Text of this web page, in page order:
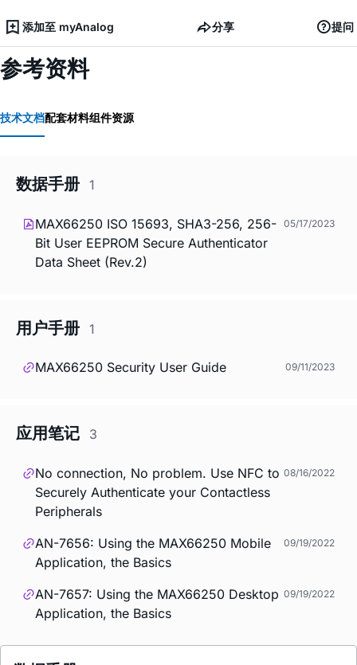
添加至 myAnalog 分享 提问
参考资料
技术文档配套材料组件资源
数据手册 1
MAX66250 ISO 15693, SHA3-256, 256-
Bit User EEPROM Secure Authenticator
Data Sheet (Rev.2)
05/17/2023
用户手册 1
MAX66250 Security User Guide 09/11/2023
应用笔记 3
No connection, No problem. Use NFC to
Securely Authenticate your Contactless
Peripherals
08/16/2022
AN-7656: Using the MAX66250 Mobile
Application, the Basics
09/19/2022
AN-7657: Using the MAX66250 Desktop
Application, the Basics
09/19/2022